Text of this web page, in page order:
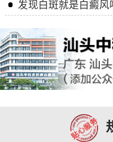
发现白斑就是白癜风